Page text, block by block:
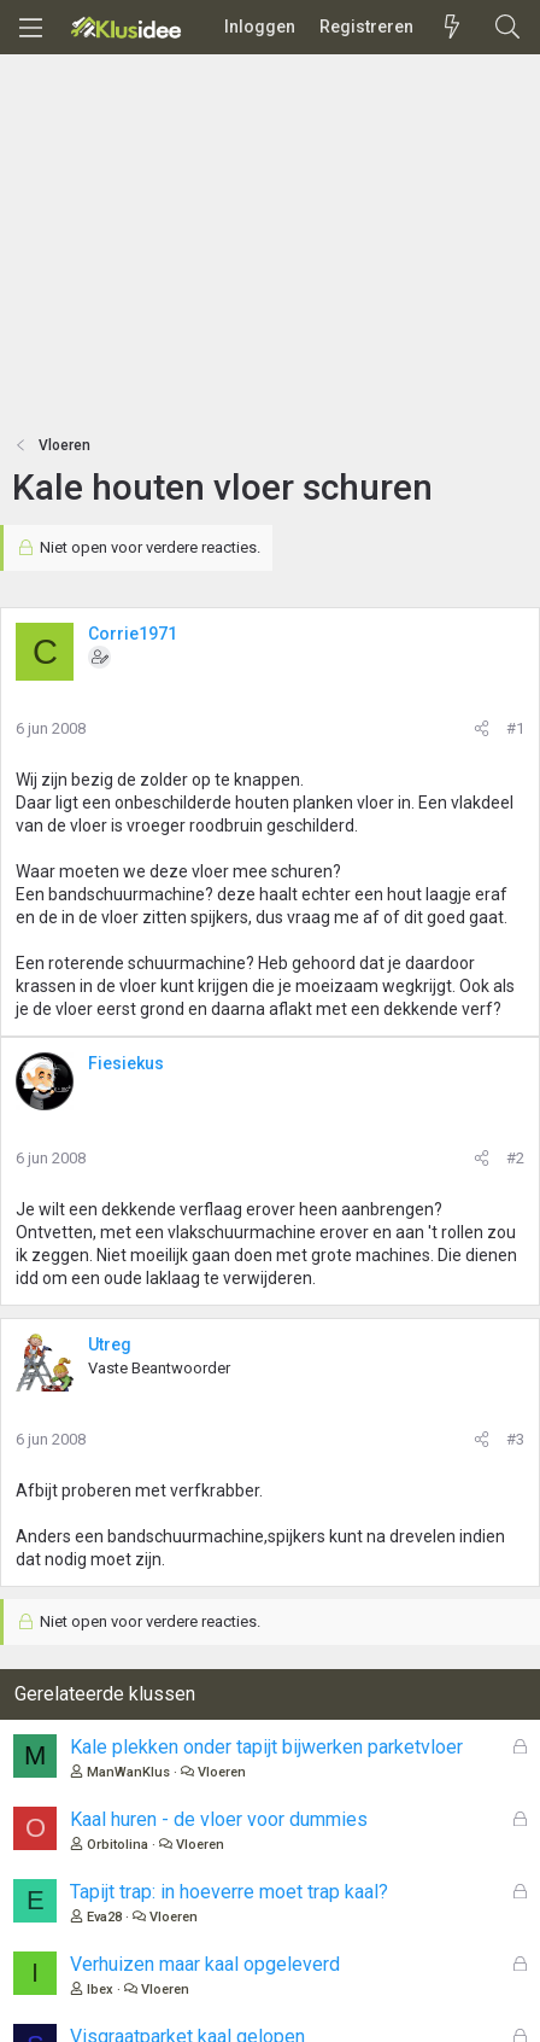
Inloggen Registreren
Vloeren
Kale houten vloer schuren
Niet open voor verdere reacties.
C Corrie1971
6 jun 2008 #1
Wij zijn bezig de zolder op te knappen.
Daar ligt een onbeschilderde houten planken vloer in. Een vlakdeel
van de vloer is vroeger roodbruin geschilderd.
Waar moeten we deze vloer mee schuren?
Een bandschuurmachine? deze haalt echter een hout laagje eraf
en de in de vloer zitten spijkers, dus vraag me af of dit goed gaat.
Een roterende schuurmachine? Heb gehoord dat je daardoor
krassen in de vloer kunt krijgen die je moeizaam wegkrijgt. Ook als
je de vloer eerst grond en daarna aflakt met een dekkende verf?
Fiesiekus
6 jun 2008 #2
Je wilt een dekkende verflaag erover heen aanbrengen?
Ontvetten, met een vlakschuurmachine erover en aan 't rollen zou
ik zeggen. Niet moeilijk gaan doen met grote machines. Die dienen
idd om een oude laklaag te verwijderen.
Utreg
Vaste Beantwoorder
6 jun 2008 #3
Afbijt proberen met verfkrabber.
Anders een bandschuurmachine,spijkers kunt na drevelen indien
dat nodig moet zijn.
Niet open voor verdere reacties.
Gerelateerde klussen
M
G
n
Kale plekken onder tapijt bijwerken parketvloer
ManWanKlus Vloeren
O
G
n
Kaal huren - de vloer voor dummies
Orbitolina Vloeren
E
G
Tapijt trap: in hoeverre moet trap kaal?
Eva28 Vloeren
I
G
Verhuizen maar kaal opgeleverd
Ibex Vloeren
G
Visgraatparket kaal gelopen